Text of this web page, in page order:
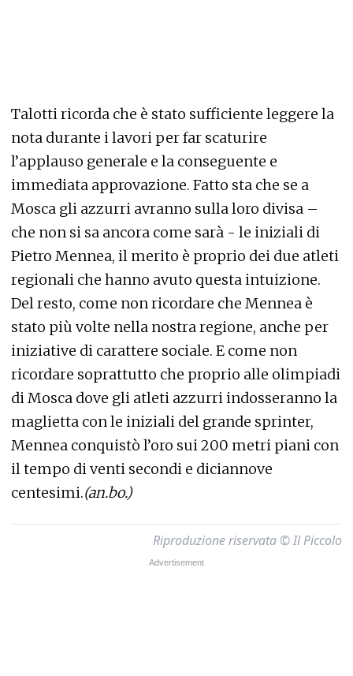
Talotti ricorda che è stato sufficiente leggere la
nota durante i lavori per far scaturire
l’applauso generale e la conseguente e
immediata approvazione. Fatto sta che se a
Mosca gli azzurri avranno sulla loro divisa –
che non si sa ancora come sarà - le iniziali di
Pietro Mennea, il merito è proprio dei due atleti
regionali che hanno avuto questa intuizione.
Del resto, come non ricordare che Mennea è
stato più volte nella nostra regione, anche per
iniziative di carattere sociale. E come non
ricordare soprattutto che proprio alle olimpiadi
di Mosca dove gli atleti azzurri indosseranno la
maglietta con le iniziali del grande sprinter,
Mennea conquistò l’oro sui 200 metri piani con
il tempo di venti secondi e diciannove
centesimi.(an.bo.)
Riproduzione riservata © Il Piccolo